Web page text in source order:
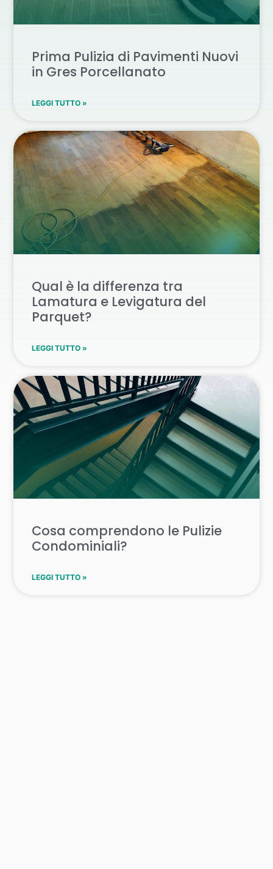
Prima Pulizia di Pavimenti Nuovi
in Gres Porcellanato
LEGGI TUTTO »
Qual è la differenza tra
Lamatura e Levigatura del
Parquet?
LEGGI TUTTO »
Cosa comprendono le Pulizie
Condominiali?
LEGGI TUTTO »